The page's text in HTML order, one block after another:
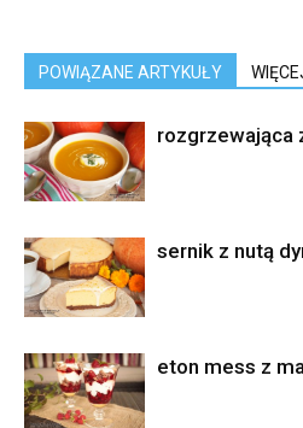
POWIĄZANE ARTYKUŁY
rozgrzewająca
sernik z nutą
eton mess z